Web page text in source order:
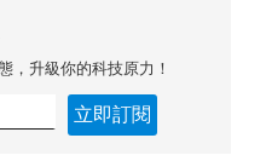
，升級你的科技原力！
立即訂閱